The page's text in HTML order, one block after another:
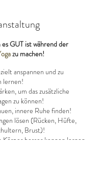
es GUT ist während der
zu machen!
anspannen und zu
lernen!
um das zusätzliche
zu können!
innere Ruhe finden!
lösen (Rücken, Hüfte,
Brust)!
Körper besser kennen lernen,